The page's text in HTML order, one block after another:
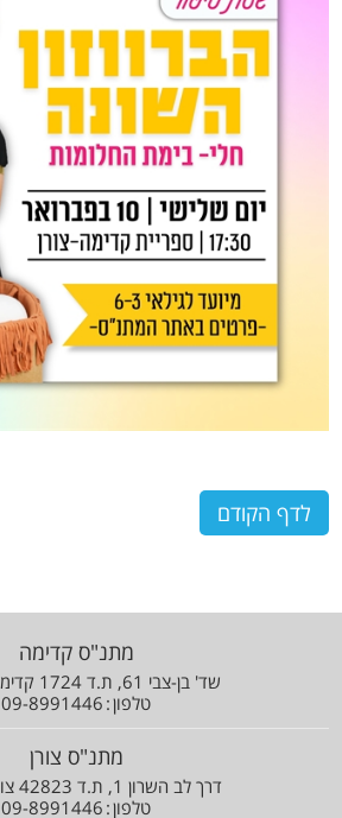
לדף הקודם
מתנ"ס קדימה
שד' בן-צבי 61, ת.ד 1724 קדימה 60920
טלפון 09-8991446
מתנ"ס צורן
דרך לב השרון 1, ת.ד 42823 צורן 42823
טלפון 09-8991446